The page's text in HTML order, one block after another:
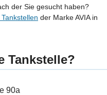
der Sie gesucht haben?
Tankstellen der Marke AVIA in
Tankstelle?
90a